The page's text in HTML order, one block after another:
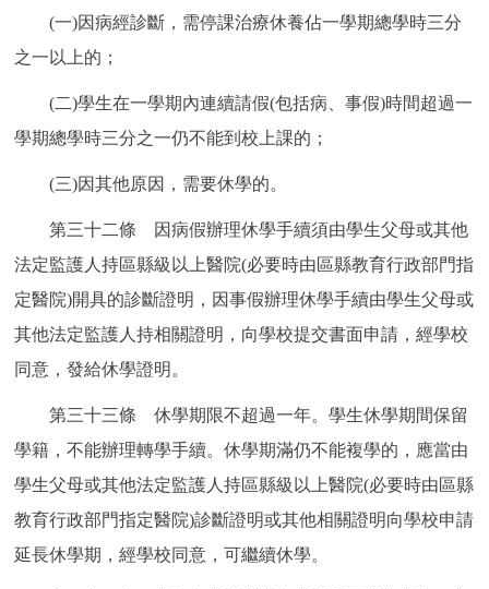
(一)因病經診斷，需停課治療休養佔一學期總學時三分
之一以上的；
(二)學生在一學期內連續請假(包括病、事假)時間超過一
學期總學時三分之一仍不能到校上課的；
(三)因其他原因，需要休學的。
第三十二條 因病假辦理休學手續須由學生父母或其他
法定監護人持區縣級以上醫院(必要時由區縣教育行政部門指
定醫院)開具的診斷證明，因事假辦理休學手續由學生父母或
其他法定監護人持相關證明，向學校提交書面申請，經學校
同意，發給休學證明。
第三十三條 休學期限不超過一年。學生休學期間保留
學籍，不能辦理轉學手續。休學期滿仍不能複學的，應當由
學生父母或其他法定監護人持區縣級以上醫院(必要時由區縣
教育行政部門指定醫院)診斷證明或其他相關證明向學校申請
延長休學期，經學校同意，可繼續休學。